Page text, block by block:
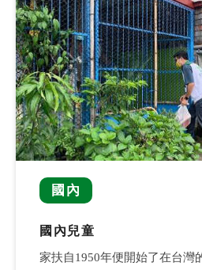
國內
國內兒童
家扶自1950年便開始了在台灣